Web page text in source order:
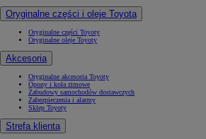
Oryginalne części i oleje Toyota
Oryginalne części Toyoty
Oryginalne oleje Toyoty
Akcesoria
Oryginalne akcesoria Toyoty
Opony i koła zimowe
Zabudowy samochodów dostawczych
Zabezpieczenia i alarmy
Sklep Toyoty
Strefa klienta